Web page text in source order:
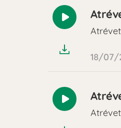
Reproducir
18/07/
Reproducir